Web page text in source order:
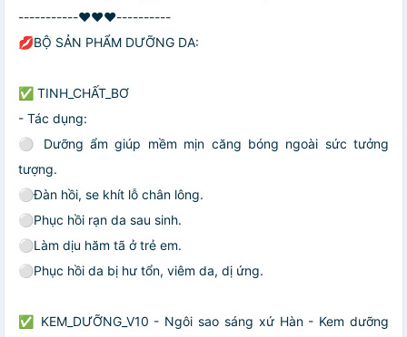
-----------❤️❤️❤️----------
💋BỘ SẢN PHẨM DƯỠNG DA:
✅ TINH_CHẤT_BƠ
- Tác dụng:
⚪ Dưỡng ẩm giúp mềm mịn căng bóng ngoài sức tưởng
tượng.
⚪Đàn hồi, se khít lỗ chân lông.
⚪Phục hồi rạn da sau sinh.
⚪Làm dịu hăm tã ở trẻ em.
⚪Phục hồi da bị hư tổn, viêm da, dị ứng.
✅ KEM_DƯỠNG_V10 - Ngôi sao sáng xứ Hàn - Kem dưỡng